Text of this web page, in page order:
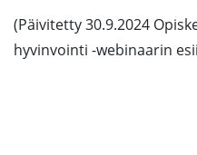
(Päivitetty 30.9.2024
hyvinvointi -webinaarin